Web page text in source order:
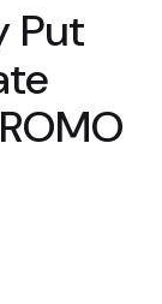
Put